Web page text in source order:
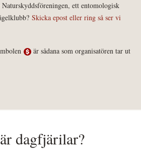
ett entomologisk
Skicka epost eller ring så ser vi
är sådana som organisatören tar ut
dagfjärilar?